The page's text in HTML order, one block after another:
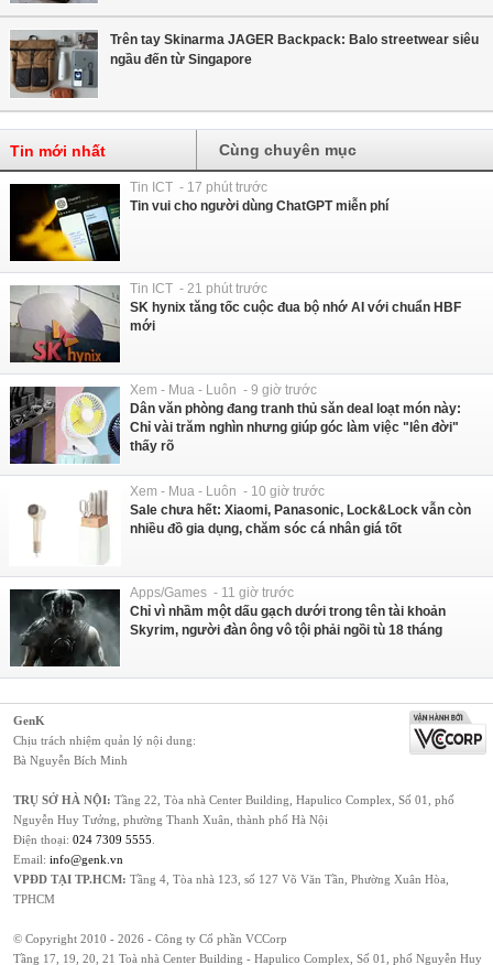
Trên tay Skinarma JAGER Backpack: Balo streetwear siêu
ngầu đến từ Singapore
Tin mới nhất Cùng chuyên mục
Tin ICT - 17 phút trước
Tin vui cho người dùng ChatGPT miễn phí
Tin ICT - 21 phút trước
SK hynix tăng tốc cuộc đua bộ nhớ AI với chuẩn HBF
mới
Xem - Mua - Luôn - 9 giờ trước
Dân văn phòng đang tranh thủ săn deal loạt món này:
Chỉ vài trăm nghìn nhưng giúp góc làm việc "lên đời"
thấy rõ
Xem - Mua - Luôn - 10 giờ trước
Sale chưa hết: Xiaomi, Panasonic, Lock&Lock vẫn còn
nhiều đồ gia dụng, chăm sóc cá nhân giá tốt
Apps/Games - 11 giờ trước
Chỉ vì nhầm một dấu gạch dưới trong tên tài khoản
Skyrim, người đàn ông vô tội phải ngồi tù 18 tháng
GenK
Chịu trách nhiệm quản lý nội dung:
Bà Nguyễn Bích Minh
TRỤ SỞ HÀ NỘI: Tầng 22, Tòa nhà Center Building, Hapulico Complex, Số 01, phố
Nguyễn Huy Tưởng, phường Thanh Xuân, thành phố Hà Nội
Điện thoại: 024 7309 5555
Email: info@genk.vn
VPĐD TẠI TP.HCM: Tầng 4, Tòa nhà 123, số 127 Võ Văn Tần, Phường Xuân Hòa,
TPHCM
© Copyright 2010 - 2026 - Công ty Cổ phần VCCorp
Tầng 17, 19, 20, 21 Toà nhà Center Building - Hapulico Complex, Số 01, phố Nguyễn Huy